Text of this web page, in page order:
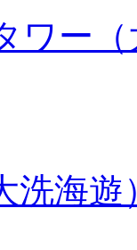
ワー
洗海遊